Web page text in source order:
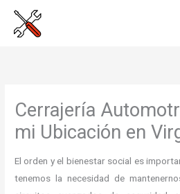
Cerrajería
mi Ubicación en
El orden y el bienestar social es
tenemos la necesidad de